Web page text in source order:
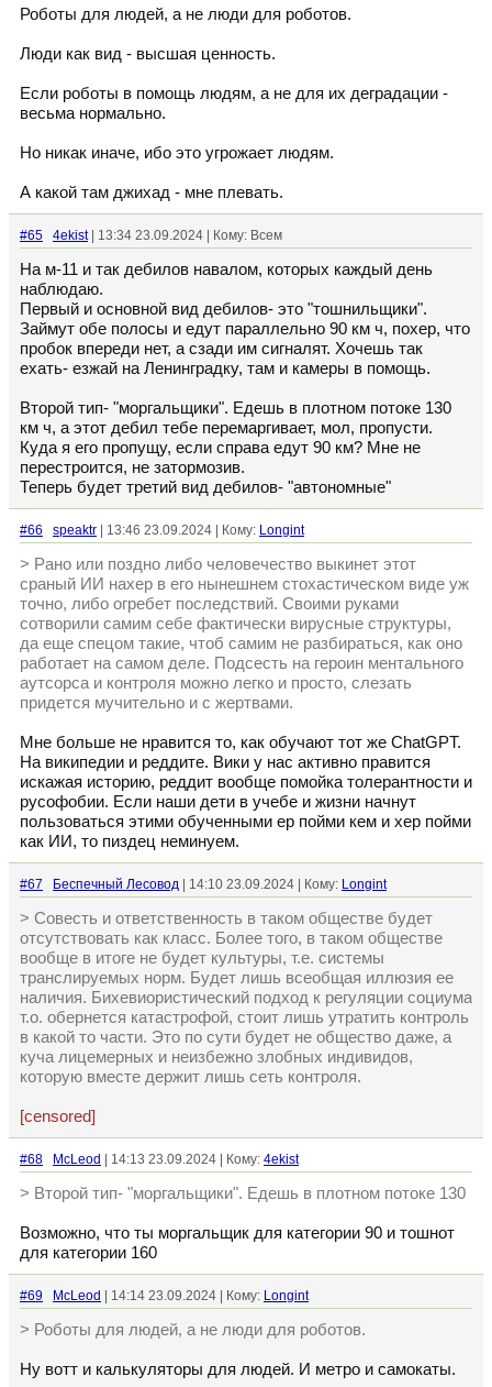
Роботы для людей, а не люди для роботов.
Люди как вид - высшая ценность.
Если роботы в помощь людям, а не для их деградации -
весьма нормально.
Но никак иначе, ибо это угрожает людям.
А какой там джихад - мне плевать.
#65 4ekist| 13:34 23.09.2024 | Кому: Всем
На м-11 и так дебилов навалом, которых каждый день
наблюдаю.
Первый и основной вид дебилов- это "тошнильщики".
Займут обе полосы и едут параллельно 90 км ч, похер, что
пробок впереди нет, а сзади им сигналят. Хочешь так
ехать- езжай на Ленинградку, там и камеры в помощь.
Второй тип- "моргальщики". Едешь в плотном потоке 130
км ч, а этот дебил тебе перемаргивает, мол, пропусти.
Куда я его пропущу, если справа едут 90 км? Мне не
перестроится, не затормозив.
Теперь будет третий вид дебилов- "автономные"
#66 speaktr | 13:46 23.09.2024 | Кому: Longint
> Рано или поздно либо человечество выкинет этот
сраный ИИ нахер в его нынешнем стохастическом виде уж
точно, либо огребет последствий. Своими руками
сотворили самим себе фактически вирусные структуры,
да еще спецом такие, чтоб самим не разбираться, как оно
работает на самом деле. Подсесть на героин ментального
аутсорса и контроля можно легко и просто, слезать
придется мучительно и с жертвами.
Мне больше не нравится то, как обучают тот же ChatGPT.
На википедии и реддите. Вики у нас активно правится
искажая историю, реддит вообще помойка толерантности и
русофобии. Если наши дети в учебе и жизни начнут
пользоваться этими обученными ер пойми кем и хер пойми
как ИИ, то пиздец неминуем.
#67 Беспечный Лесовод | 14:10 23.09.2024 | Кому: Longint
> Совесть и ответственность в таком обществе будет
отсутствовать как класс. Более того, в таком обществе
вообще в итоге не будет культуры, т.е. системы
транслируемых норм. Будет лишь всеобщая иллюзия ее
наличия. Бихевиористический подход к регуляции социума
т.о. обернется катастрофой, стоит лишь утратить контроль
в какой то части. Это по сути будет не общество даже, а
куча лицемерных и неизбежно злобных индивидов,
которую вместе держит лишь сеть контроля.
[censored]
#68 McLeod | 14:13 23.09.2024 | Кому: 4ekist
> Второй тип- "моргальщики". Едешь в плотном потоке 130
Возможно, что ты моргальщик для категории 90 и тошнот
для категории 160
#69 McLeod | 14:14 23.09.2024 | Кому: Longint
> Роботы для людей, а не люди для роботов.
Ну вотт и калькуляторы для людей. И метро и самокаты.